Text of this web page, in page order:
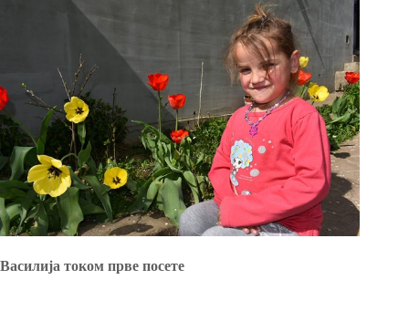
Василија током прве посете